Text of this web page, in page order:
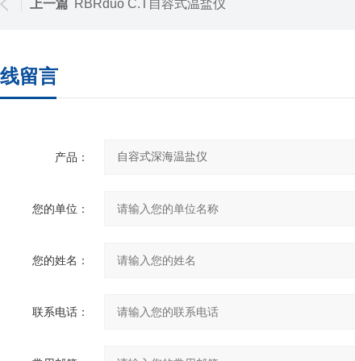
上一篇 RBRduo C.T自容式温盐仪
留言
产品：
您的单位：
您的姓名：
联系电话：